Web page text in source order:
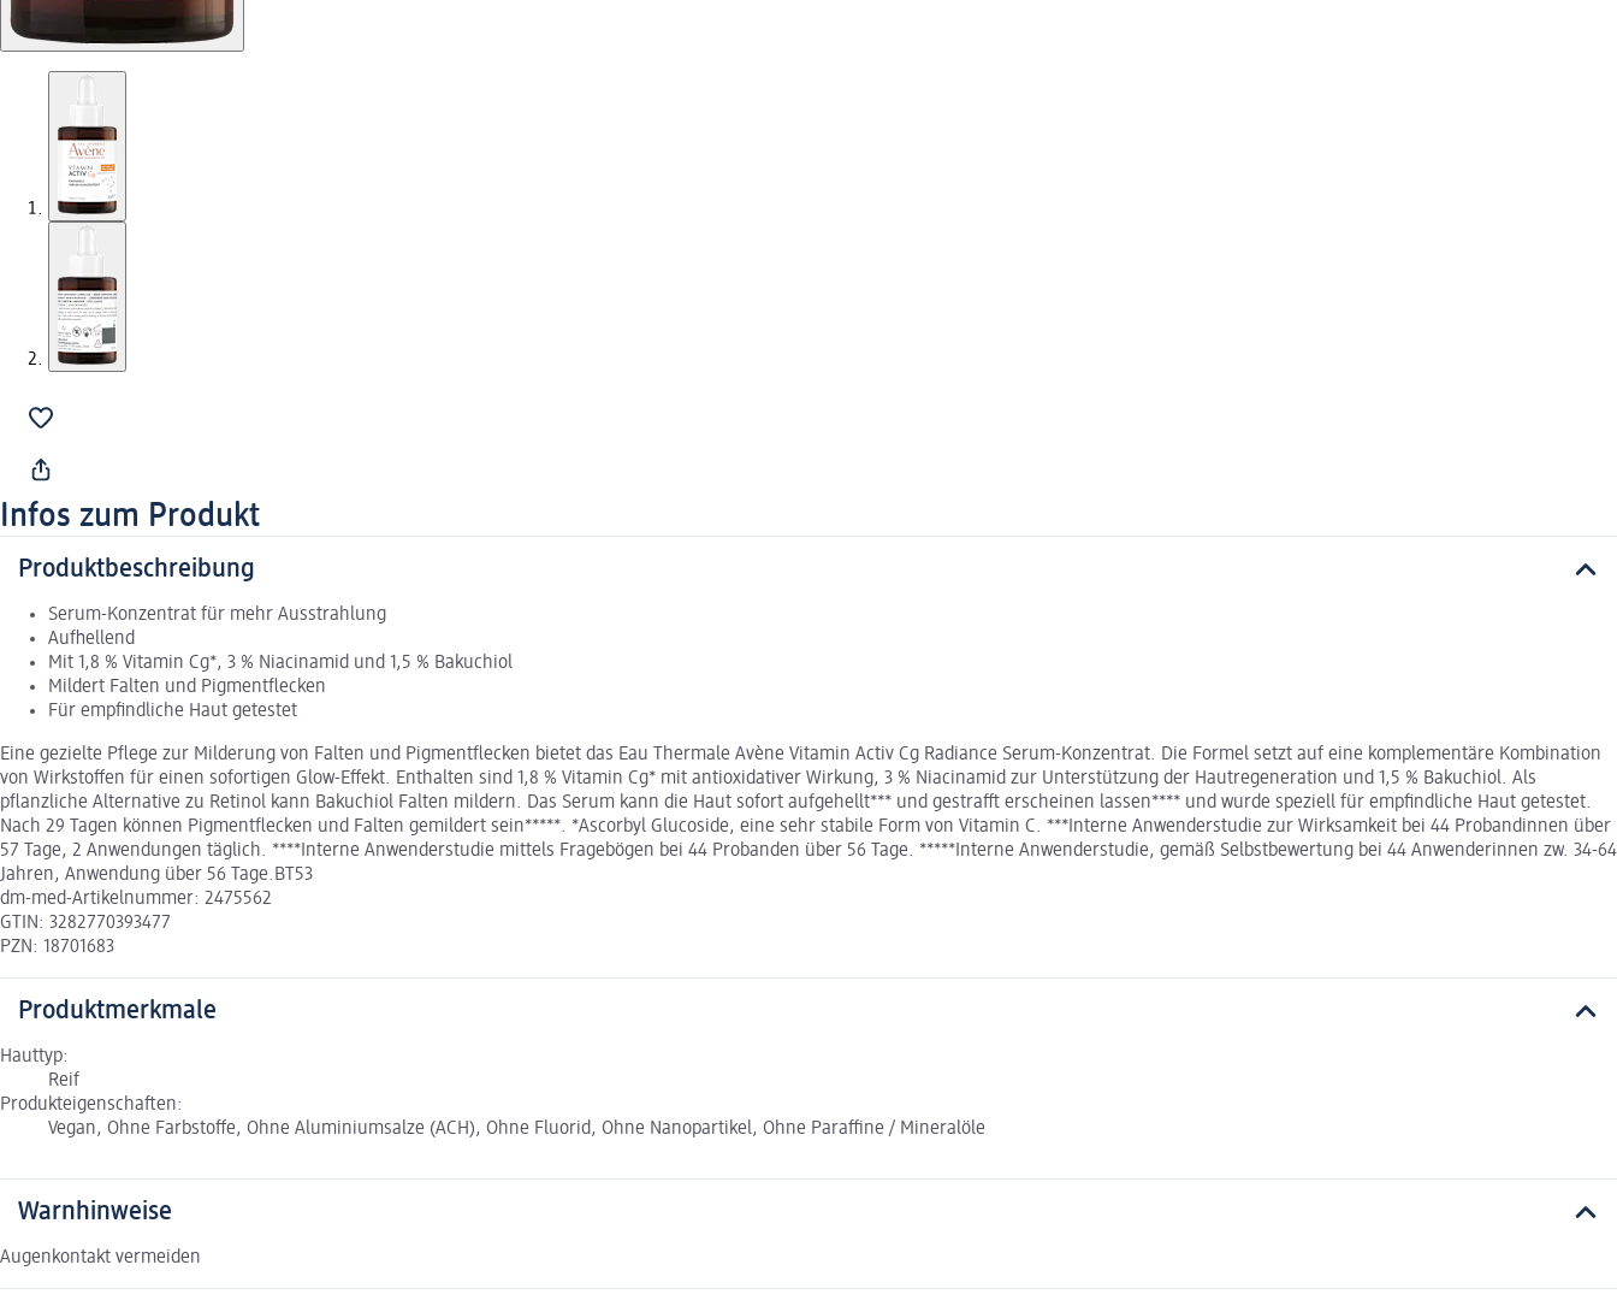
Infos zum Produkt
Produktbeschreibung
Serum-Konzentrat für mehr Ausstrahlung
Aufhellend
Mit 1,8 % Vitamin Cg*, 3 % Niacinamid und 1,5 % Bakuchiol
Mildert Falten und Pigmentflecken
Für empfindliche Haut getestet
Eine gezielte Pflege zur Milderung von Falten und Pigmentflecken bietet das Eau Thermale Avène Vitamin Activ Cg Radiance Serum-Konzentrat. Die Formel setzt auf eine komplementäre Kombination
von Wirkstoffen für einen sofortigen Glow-Effekt. Enthalten sind 1,8 % Vitamin Cg* mit antioxidativer Wirkung, 3 % Niacinamid zur Unterstützung der Hautregeneration und 1,5 % Bakuchiol. Als
pflanzliche Alternative zu Retinol kann Bakuchiol Falten mildern. Das Serum kann die Haut sofort aufgehellt*** und gestrafft erscheinen lassen**** und wurde speziell für empfindliche Haut getestet.
Nach 29 Tagen können Pigmentflecken und Falten gemildert sein*****. *Ascorbyl Glucoside, eine sehr stabile Form von Vitamin C. ***Interne Anwenderstudie zur Wirksamkeit bei 44 Probandinnen über
57 Tage, 2 Anwendungen täglich. ****Interne Anwenderstudie mittels Fragebögen bei 44 Probanden über 56 Tage. *****Interne Anwenderstudie, gemäß Selbstbewertung bei 44 Anwenderinnen zw. 34-64
Jahren, Anwendung über 56 Tage.BT53
dm-med-Artikelnummer: 2475562
GTIN: 3282770393477
PZN: 18701683
Produktmerkmale
Hauttyp:
Reif
Produkteigenschaften:
Vegan, Ohne Farbstoffe, Ohne Aluminiumsalze (ACH), Ohne Fluorid, Ohne Nanopartikel, Ohne Paraffine / Mineralöle
Warnhinweise
Augenkontakt vermeiden